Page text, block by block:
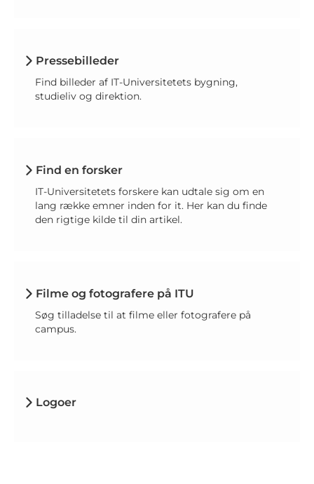
Pressebilleder
Find billeder af IT-Universitetets bygning,
studieliv og direktion.
Find en forsker
IT-Universitetets forskere kan udtale sig om en
lang række emner inden for it. Her kan du finde
den rigtige kilde til din artikel.
Filme og fotografere på ITU
Søg tilladelse til at filme eller fotografere på
campus.
Logoer